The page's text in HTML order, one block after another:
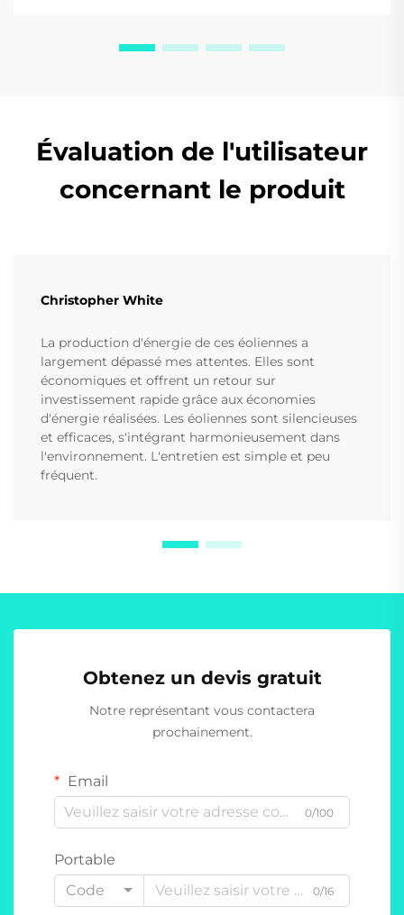
Évaluation de l'utilisateur
concernant le produit
Christopher White
La production d'énergie de ces éoliennes a
largement dépassé mes attentes. Elles sont
économiques et offrent un retour sur
investissement rapide grâce aux économies
d'énergie réalisées. Les éoliennes sont silencieuses
et efficaces, s'intégrant harmonieusement dans
l'environnement. L'entretien est simple et peu
fréquent.
Obtenez un devis gratuit
Notre représentant vous contactera
prochainement.
Email
0/100
Portable
Code
0/16